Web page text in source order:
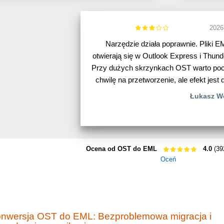
Narzędzie działa poprawnie. Pliki
otwierają się w Outlook Express i
Przy dużych skrzynkach OST warto
chwilę na przetworzenie, ale efekt jest
Łukasz
Ocena od OST do EML 4.0
Oceń
OST do EML: Bezproblemowa migracja i